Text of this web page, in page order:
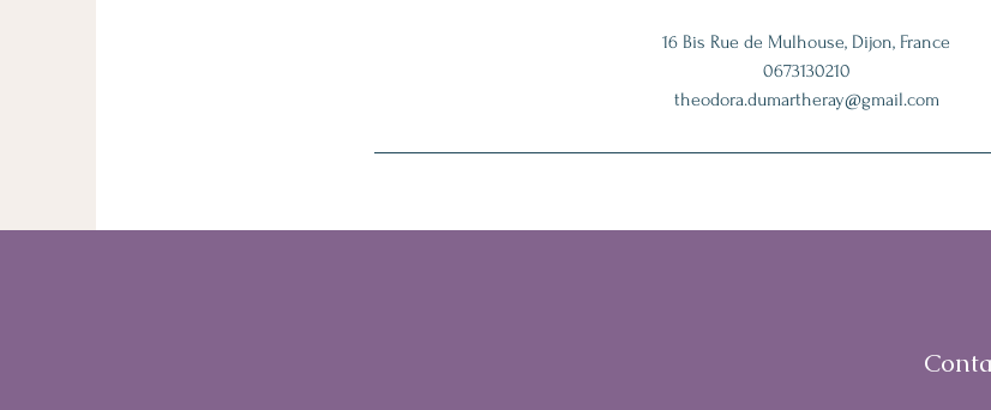
16 Bis Rue de Mulhouse, Dijon, France
0673130210
theodora.dumartheray@gmail.com